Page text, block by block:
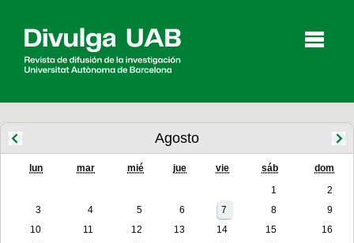
Artículos Entrevistas Vídeos
Agosto
lun mar mié jue vie sáb dom
1
2
3
4 5 6 7 8
9
10
11 12 13 14 15
16